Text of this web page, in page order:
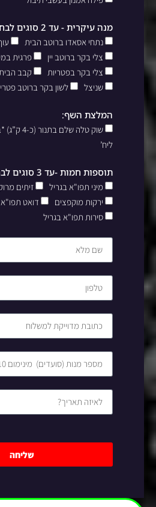
מנה עיקרית - עד 2 סוגים לבחירה (חצי-חצי)
נתחי אסאדו ברוטב הבית
צלי בקר ברוטב יין
פרגית
צלי בקר בפטריות
קבב
שניצל
לשון בקר ברוטב
המלצת השף:
ליח’
תוספות חמות -עד 3 סוגים לבחירה
מיני תפו"א בגריל זיתים
ירקות מוקפצים
דואט
סירות תפו"א בגריל
שליחה